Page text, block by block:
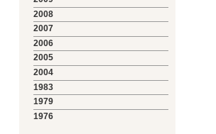
2008
2007
2006
2005
2004
1983
1979
1976